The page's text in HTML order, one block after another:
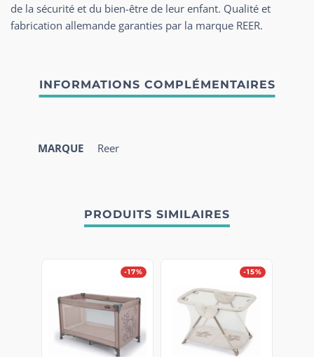
de la sécurité et du bien-être de leur enfant. Qualité et
fabrication allemande garanties par la marque REER.
MARQUE Reer
PRODUITS SIMILAIRES
-17% -15%